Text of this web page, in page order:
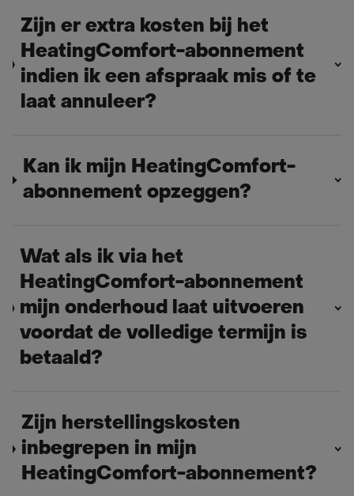
Zijn er extra kosten bij het
HeatingComfort-abonnement
indien ik een afspraak mis of te
laat annuleer?
Kan ik mijn HeatingComfort-
abonnement opzeggen?
Wat als ik via het
HeatingComfort-abonnement
mijn onderhoud laat uitvoeren
voordat de volledige termijn is
betaald?
Zijn herstellingskosten
inbegrepen in mijn
HeatingComfort-abonnement?